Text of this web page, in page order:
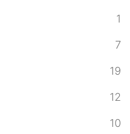
1
7
19
12
10